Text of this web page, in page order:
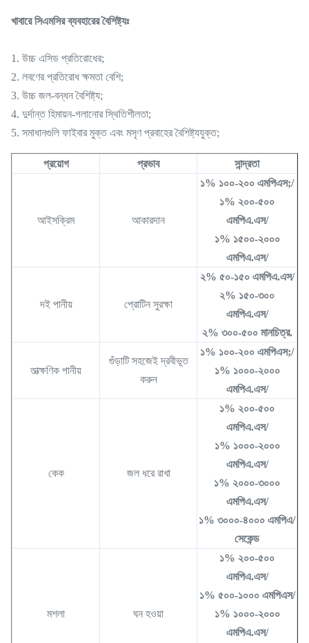
খাবারে সিএমসির ব্যবহারের বৈশিষ্ট্যঃ
1. উচ্চ এসিড প্রতিরোধের;
2. লবণের প্রতিরোধ ক্ষমতা বেশি;
3. উচ্চ জল-বন্ধন বৈশিষ্ট্য;
4. দুর্দান্ত হিমায়ন-গলানোর স্থিতিশীলতা;
5. সমাধানগুলি ফাইবার মুক্ত এবং মসৃণ প্রবাহের বৈশিষ্ট্যযুক্ত;
প্রয়োগ প্রভাব সান্দ্রতা
আইসক্রিম আকারদান
১% ১০০-২০০ এমপিএস;/
১% ২০০-৫০০
এমপিএ.এস/
১% ১৫০০-২০০০
এমপিএ.এস/
দই পানীয় প্রোটিন সুরক্ষা
২% ৫০-১৫০ এমপিএ.এস/
২% ১৫০-৩০০
এমপিএ.এস/
২% ৩০০-৫০০ মানচিত্র.
তাত্ক্ষণিক পানীয়
গুঁড়াটি সহজেই দ্রবীভূত
করুন
১% ১০০-২০০ এমপিএস;/
১% ১০০০-২০০০
এমপিএ.এস/
কেক জল ধরে রাখা
১% ২০০-৫০০
এমপিএ.এস/
১% ১০০০-২০০০
এমপিএ.এস/
১% ২০০০-৩০০০
এমপিএ.এস/
১% ৩০০০-৪০০০ এমপিএ/
সেকেন্ড
মশলা ঘন হওয়া
১% ২০০-৫০০
এমপিএ.এস/
১% ৫০০-১০০০ এমপিএস/
১% ১০০০-২০০০
এমপিএ.এস/